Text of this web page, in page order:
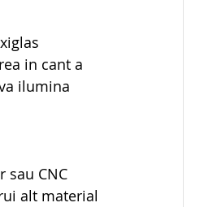
in cant a
ilumina
sau CNC
alt material